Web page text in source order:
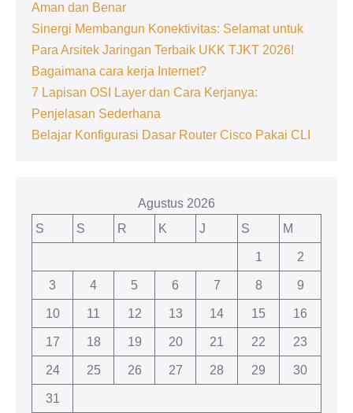
Aman dan Benar
Sinergi Membangun Konektivitas: Selamat untuk
Para Arsitek Jaringan Terbaik UKK TJKT 2026!
Bagaimana cara kerja Internet?
7 Lapisan OSI Layer dan Cara Kerjanya:
Penjelasan Sederhana
Belajar Konfigurasi Dasar Router Cisco Pakai CLI
Agustus 2026
S
S R K J S M
1 2
3 4 5 6 7 8 9
10 11 12 13 14 15 16
17 18 19 20 21 22 23
24 25 26 27 28 29 30
31